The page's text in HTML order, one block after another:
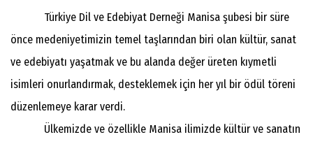
Türkiye Dil ve Edebiyat Derneği Manisa şubesi bir süre
önce medeniyetimizin temel taşlarından biri olan kültür, sanat
ve edebiyatı yaşatmak ve bu alanda değer üreten kıymetli
isimleri onurlandırmak, desteklemek için her yıl bir ödül töreni
düzenlemeye karar verdi.
Ülkemizde ve özellikle Manisa ilimizde kültür ve sanatın